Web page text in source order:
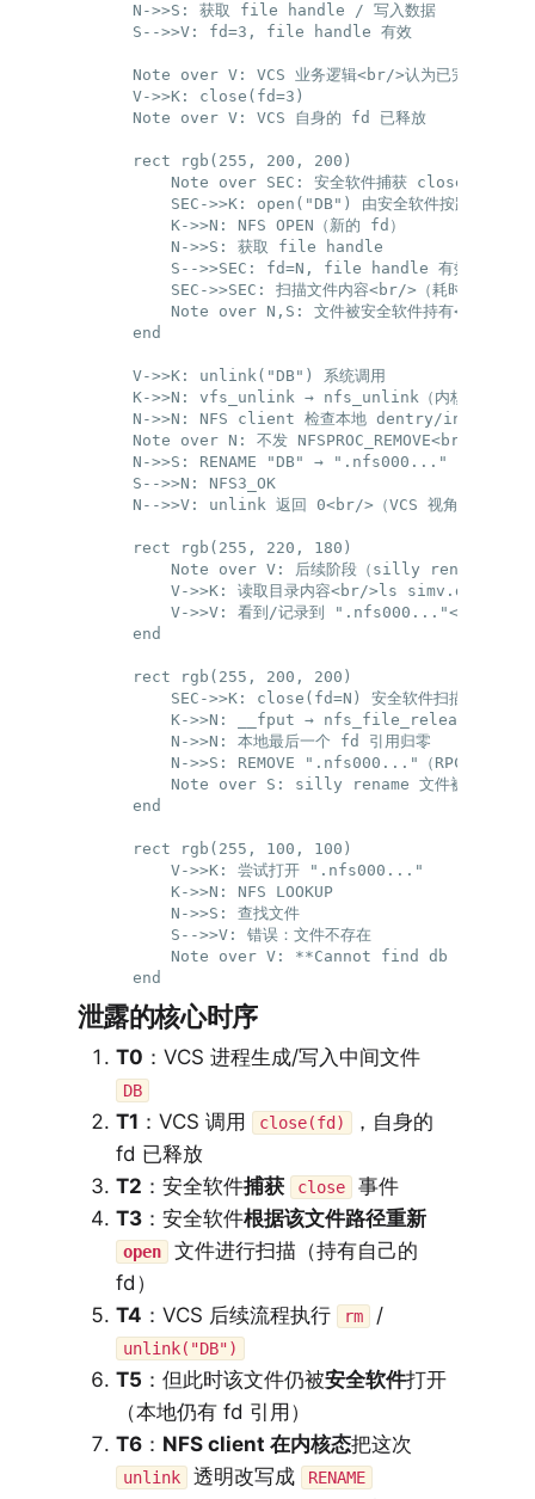
    N->>S: 获取 file handle / 写入数据
    S-->>V: fd=3, file handle 有效
Note over V: VCS 业务逻辑<br/>认为已完成该文件
    V->>K: close(fd=3)
    Note over V: VCS 自身的 fd 已释放
    rect rgb(255, 200, 200)
        Note over SEC: 安全软件捕获 close 事件
SEC->>K: open("DB") 由安全软件按路径重新打
        K->>N: NFS OPEN（新的 fd）
        N->>S: 获取 file handle
        S-->>SEC: fd=N, file handle 有效
SEC->>SEC: 扫描文件内容<br/>（耗时 100-
Note over N,S: 文件被安全软件持有<br/>新
    end
    V->>K: unlink("DB") 系统调用
    K->>N: vfs_unlink → nfs_unlink（内核态）
N->>N: NFS client 检查本地 dentry/inode：<br/
Note over N: 不发 NFSPROC_REMOVE<br/>改为
    N->>S: RENAME "DB" → ".nfs000..."（RPC）
    S-->>N: NFS3_OK
N-->>V: unlink 返回 0<br/>（VCS 视角：删除已
    rect rgb(255, 220, 180)
Note over V: 后续阶段（silly rename 之后
V->>K: 读取目录内容<br/>ls simv.daidir/
V->>V: 看到/记录到 ".nfs000..."<br/>（短
    end
    rect rgb(255, 200, 200)
        SEC->>K: close(fd=N) 安全软件扫描结束
        K->>N: __fput → nfs_file_release
        N->>N: 本地最后一个 fd 引用归零
N->>S: REMOVE ".nfs000..."（RPC，由 NFS
        Note over S: silly rename 文件被真正删除
    end
    rect rgb(255, 100, 100)
        V->>K: 尝试打开 ".nfs000..."
        K->>N: NFS LOOKUP
        N->>S: 查找文件
        S-->>V: 错误：文件不存在
Note over V: **Cannot find db
泄露的核心时序
T0 ：VCS 进程生成/写入中间文件
DB
T1 ：VCS 调用 close(fd)
，自身的
fd 已释放
T2 ：安全软件捕获 close
事件
T3：安全软件根据该文件路径重新
open
文件进行扫描（持有自己的
fd）
T4 ：VCS 后续流程执行 rm /
unlink("DB")
T5 ：但此时该文件仍被安全软件打开
（本地仍有 fd 引用）
T6： NFS client 在内核态把这次
unlink 透明改写成 RENAME